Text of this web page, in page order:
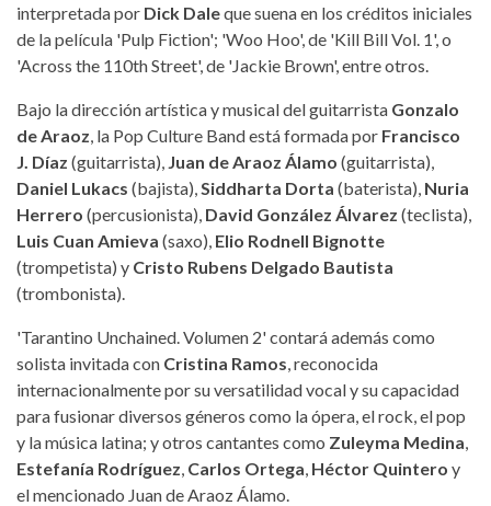
interpretada por Dick Daleque suena en los créditos iniciales
de la película 'Pulp Fiction'; 'Woo Hoo', de 'Kill Bill Vol. 1', o
'Across the 110th Street', de 'Jackie Brown', entre otros.
Bajo la dirección artística y musical del guitarrista Gonzalo
de Araoz, la Pop Culture Band está formada por Francisco
J. Díaz (guitarrista), Juan de Araoz Álamo (guitarrista),
Daniel Lukacs (bajista),Siddharta Dorta (baterista), Nuria
Herrero (percusionista), David González Álvarez (teclista),
Luis Cuan Amieva (saxo), Elio Rodnell Bignotte
(trompetista) y Cristo Rubens Delgado Bautista
(trombonista).
'Tarantino Unchained. Volumen 2' contará además como
solista invitada con Cristina Ramos, reconocida
internacionalmente por su versatilidad vocal y su capacidad
para fusionar diversos géneros como la ópera, el rock, el pop
y la música latina; y otros cantantes como Zuleyma Medina,
Estefanía Rodríguez, Carlos Ortega, Héctor Quintero y
el mencionado Juan de Araoz Álamo.